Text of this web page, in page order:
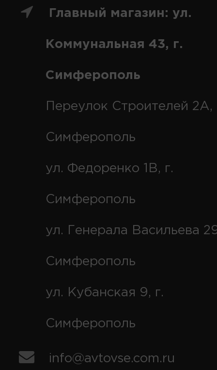
Главный магазин: ул.
Коммунальная 43, г.
Симферополь
Переулок Строителей 2А,
Симферополь
ул. Федоренко 1В, г.
Симферополь
ул. Генерала Васильева
Симферополь
ул. Кубанская 9, г.
Симферополь
info@avtovse.com.ru